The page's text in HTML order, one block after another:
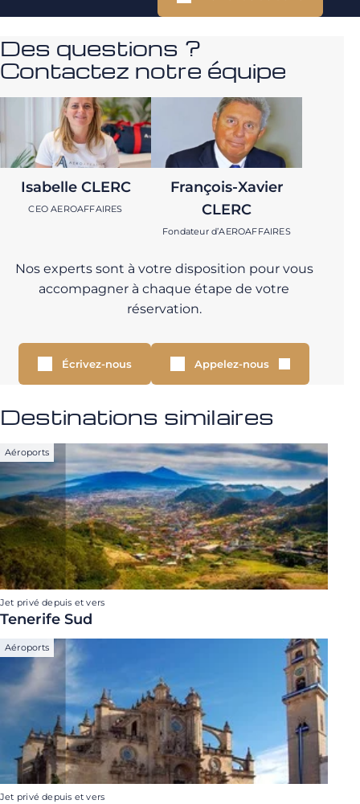
Des questions ?
Contactez notre équipe
Isabelle CLERC
CEO AEROAFFAIRES
François-Xavier
CLERC
Fondateur d’AEROAFFAIRES
Nos experts sont à votre disposition pour vous
accompagner à chaque étape de votre
réservation.
Écrivez-nous Appelez-nous
Destinations similaires
Aéroports
Jet privé depuis et vers
Tenerife Sud
Aéroports
Jet privé depuis et vers